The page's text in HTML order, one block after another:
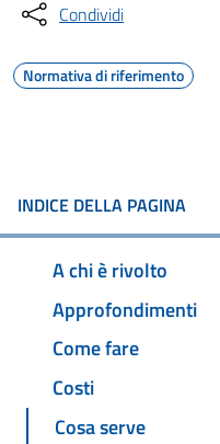
Condividi
Normativa di riferimento
INDICE DELLA PAGINA
A chi è rivolto
Approfondimenti
Come fare
Costi
Cosa serve